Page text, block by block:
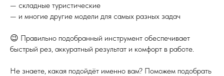
— складные туристические
— и многие другие модели для самых разных задач
😉 Правильно подобранный инструмент обеспечивает
быстрый рез, аккуратный результат и комфорт в работе.
Не знаете, какая подойдёт именно вам? Поможем подобрать